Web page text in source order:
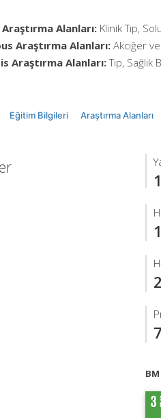
Alanları: Klinik Tıp,
Araştırma Alanları: Akciğer ve
Araştırma Alanları:Tıp,
Eğitim Bilgileri Araştırma Alanları
7